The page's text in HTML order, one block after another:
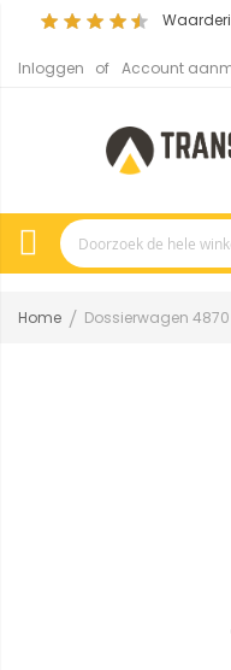
Inloggen Account
Home Dossierwagen 4870